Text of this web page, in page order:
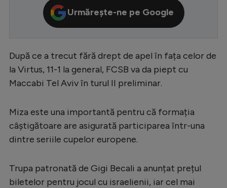
Conference League
CM 2026
LaLiga
Serie A
Ligue 1
Campionate
EURO 2024
Urmărește-ne pe Google
După ce a trecut fără drept de apel în fața celor de
la Virtus, 11-1 la general, FCSB va da piept cu
Maccabi Tel Aviv în turul II preliminar.
Miza este una importantă pentru că formația
câștigătoare are asigurată participarea într-una
dintre seriile cupelor europene.
Trupa patronată de Gigi Becali a anunțat prețul
biletelor pentru jocul cu israelienii, iar cel mai